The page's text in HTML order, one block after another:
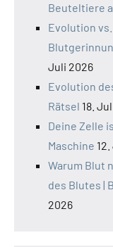
Beuteltiere
Evolution
Juli 2026
Evolution
Rätsel 18.
Deine Zelle
Maschine
Warum Blut
des Blutes |
2026